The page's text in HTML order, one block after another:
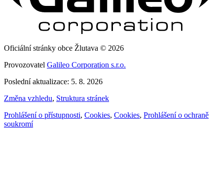
Oficiální stránky obce Žlutava © 2026
Provozovatel Galileo Corporation s.r.o.
Poslední aktualizace: 5. 8. 2026
Změna vzhledu, Struktura stránek
Prohlášení o přístupnosti, Cookies, Cookies, Prohlášení o ochraně
soukromí